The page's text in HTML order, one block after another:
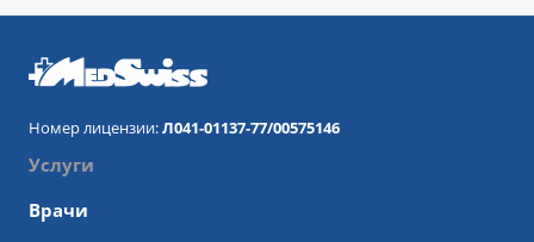
Номер лицензии:Л041-01137-77/00575146
Услуги
Врачи